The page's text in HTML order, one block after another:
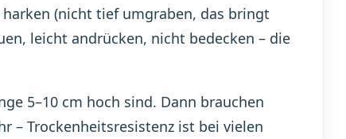
(nicht tief umgraben, das bringt
leicht andrücken, nicht bedecken – die
5–10 cm hoch sind. Dann brauchen
– Trockenheitsresistenz ist bei vielen